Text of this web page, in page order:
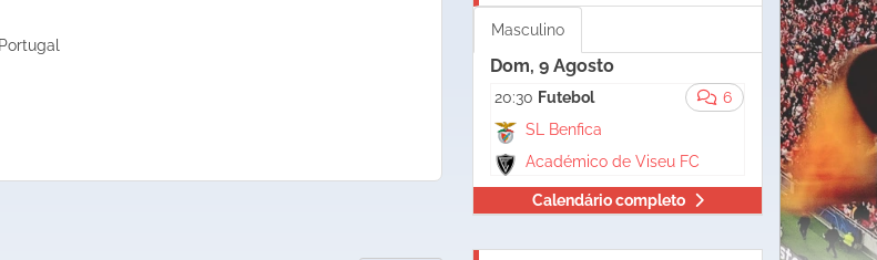
Portugal
Masculino
Dom, 9 Agosto
6
20:30 Futebol
SL Benfica
Académico de Viseu FC
Calendário completo